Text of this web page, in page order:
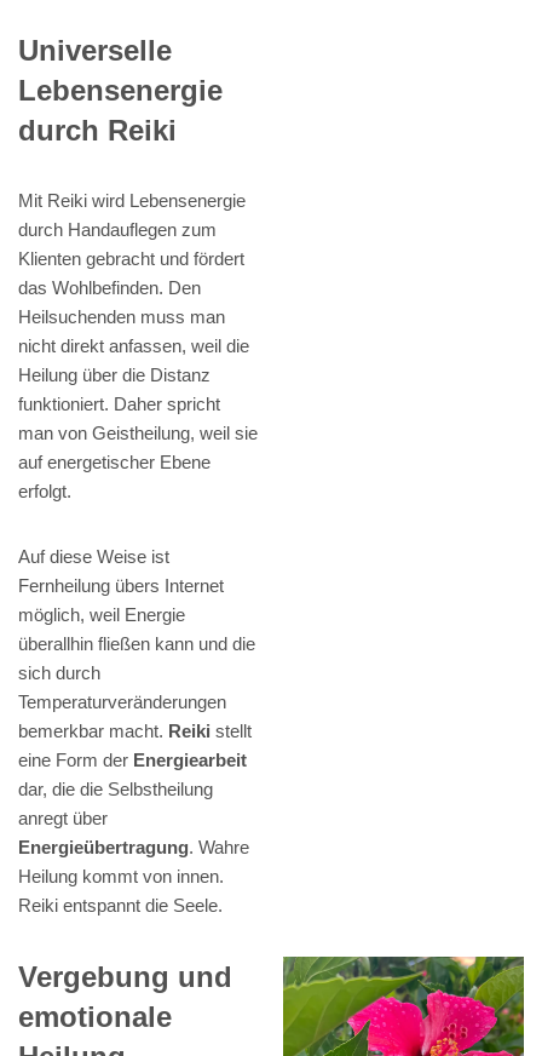
Universelle
Lebensenergie
durch Reiki
Mit Reiki wird Lebensenergie
durch Handauflegen zum
Klienten gebracht und fördert
das Wohlbefinden. Den
Heilsuchenden muss man
nicht direkt anfassen, weil die
Heilung über die Distanz
funktioniert. Daher spricht
man von Geistheilung, weil sie
auf energetischer Ebene
erfolgt.
Auf diese Weise ist
Fernheilung übers Internet
möglich, weil Energie
überallhin fließen kann und die
sich durch
Temperaturveränderungen
bemerkbar macht. Reiki stellt
eine Form der Energiearbeit
dar, die die Selbstheilung
anregt über
Energieübertragung. Wahre
Heilung kommt von innen.
Reiki entspannt die Seele.
Vergebung und
emotionale